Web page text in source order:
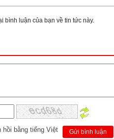
bình luận của bạn về tin tức này.
hồi bằng tiếng Việt
Gửi bình luận